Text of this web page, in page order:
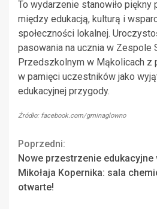
To wydarzenie stanowiło piękny
między edukacją, kulturą i
społeczności lokalnej.
pasowania na ucznia w Zespole
Przedszkolnym w Mąkolicach z
w pamięci uczestników jako
edukacyjnej przygody.
Źródło: facebook.com/gminaglowno
Continue
Reading
Poprzedni:
Nowe przestrzenie edukacyjne
Mikołaja Kopernika: sala
otwarte!